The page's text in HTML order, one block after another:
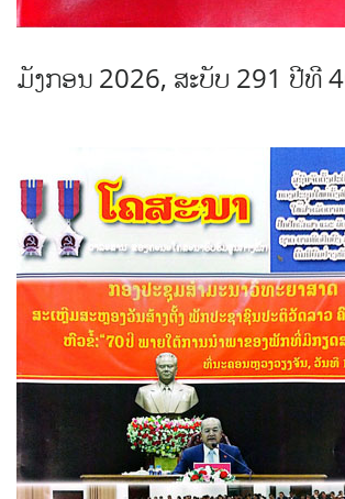
ມັງກອນ 2026, ສະບັບ 291 ປີທີ